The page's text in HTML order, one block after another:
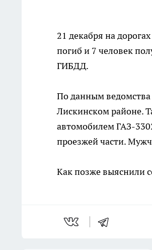
21 декабря на
погиб и 7 человек
ГИБДД.
По данным ведомства
Лискинском районе.
автомобилем ГАЗ-
проезжей части.
Как позже выяснили